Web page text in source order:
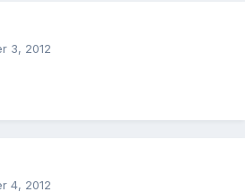
3, 2012
4, 2012